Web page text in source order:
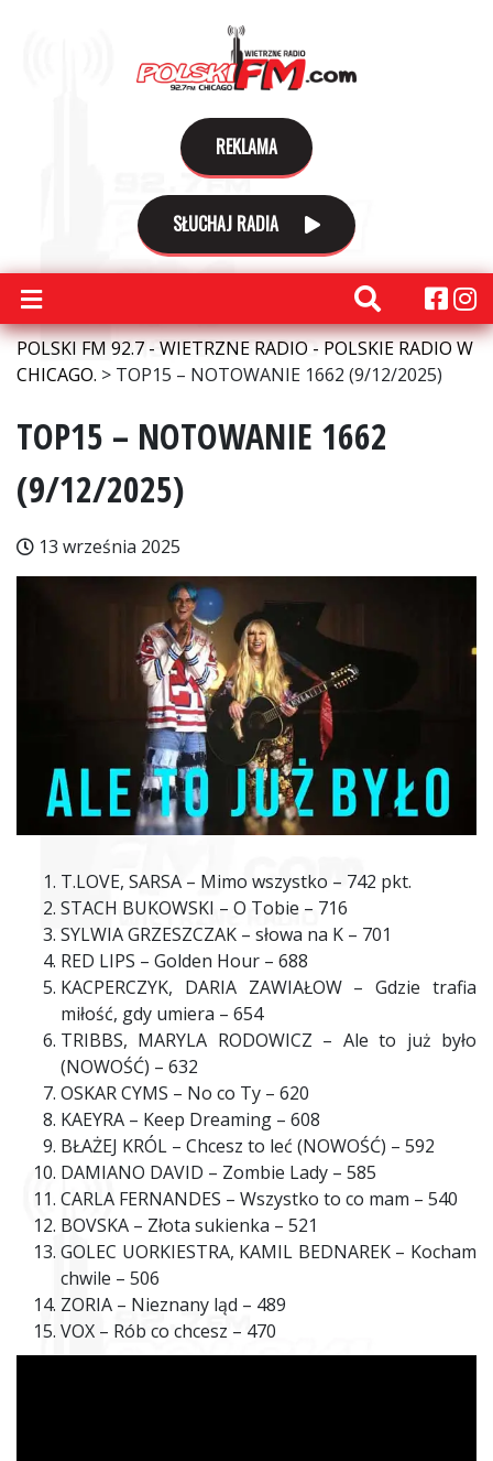
REKLAMA
SŁUCHAJ RADIA
POLSKI FM 92.7 - WIETRZNE RADIO - POLSKIE RADIO W
CHICAGO. > TOP15 – NOTOWANIE 1662 (9/12/2025)
TOP15 – NOTOWANIE 1662
(9/12/2025)
13 września 2025
T.LOVE, SARSA – Mimo wszystko – 742 pkt.
STACH BUKOWSKI – O Tobie – 716
SYLWIA GRZESZCZAK – słowa na K – 701
RED LIPS – Golden Hour – 688
KACPERCZYK, DARIA ZAWIAŁOW – Gdzie trafia
miłość, gdy umiera – 654
TRIBBS, MARYLA RODOWICZ – Ale to już było
(NOWOŚĆ) – 632
OSKAR CYMS – No co Ty – 620
KAEYRA – Keep Dreaming – 608
BŁAŻEJ KRÓL – Chcesz to leć (NOWOŚĆ) – 592
DAMIANO DAVID – Zombie Lady – 585
CARLA FERNANDES – Wszystko to co mam – 540
BOVSKA – Złota sukienka – 521
GOLEC UORKIESTRA, KAMIL BEDNAREK – Kocham
chwile – 506
ZORIA – Nieznany ląd – 489
VOX – Rób co chcesz – 470